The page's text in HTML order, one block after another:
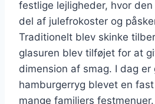
festlige lejligheder, hvor
del af julefrokoster og
Traditionelt blev skinke
glasuren blev tilføjet for at
dimension af smag. I dag er
hamburgerryg blevet en
mange familiers festmenuer.